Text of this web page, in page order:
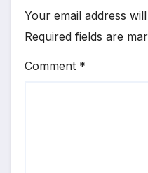
Your email address
Required fields are
Comment *